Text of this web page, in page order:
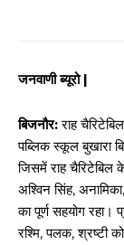
जनवाणी ब्यूरो |
बिजनौर:राह
पब्लिक स्कूल बुखारा
जिसमें राह
अश्विन सिंह,
का पूर्ण सहयोग रहा।
रश्मि, पलक, श्रष्टी